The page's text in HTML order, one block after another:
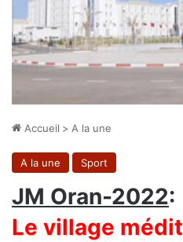
Accueil > A la une
A la une Sport
JM Oran-2022:
Le village